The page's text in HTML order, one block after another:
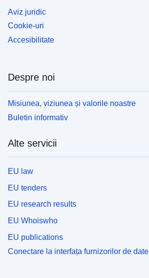
Aviz juridic
Cookie-uri
Accesibilitate
Despre noi
Misiunea, viziunea și valorile noastre
Buletin informativ
Alte servicii
EU law
EU tenders
EU research results
EU Whoiswho
EU publications
Conectare la interfața furnizorilor de date